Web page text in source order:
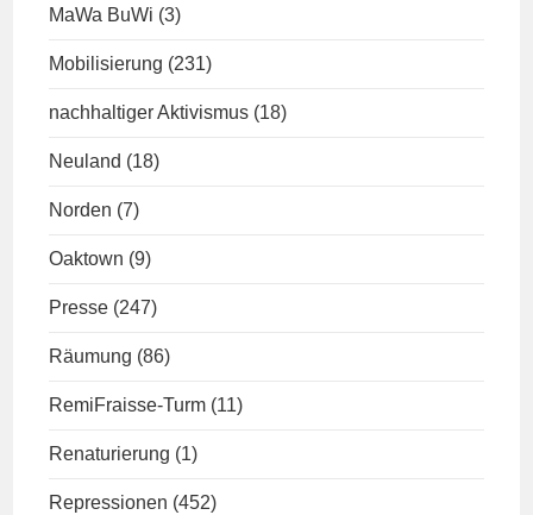
MaWa BuWi (3)
Mobilisierung (231)
nachhaltiger Aktivismus (18)
Neuland (18)
Norden (7)
Oaktown (9)
Presse (247)
Räumung (86)
RemiFraisse-Turm (11)
Renaturierung (1)
Repressionen (452)